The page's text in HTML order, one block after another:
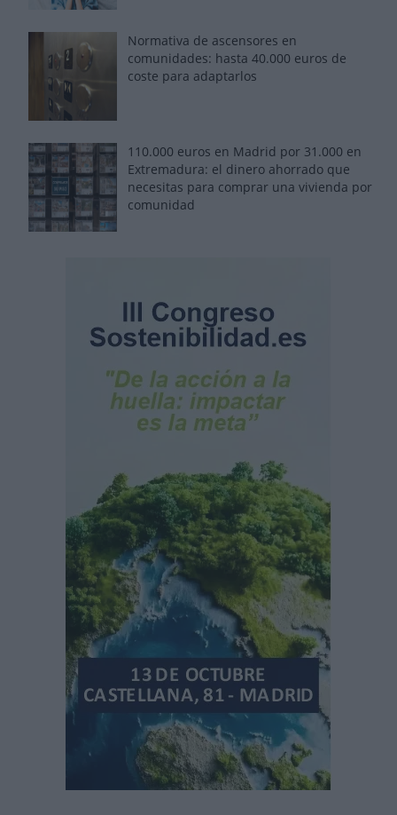
Normativa de ascensores en
comunidades: hasta 40.000 euros de
coste para adaptarlos
110.000 euros en Madrid por 31.000 en
Extremadura: el dinero ahorrado que
necesitas para comprar una vivienda por
comunidad